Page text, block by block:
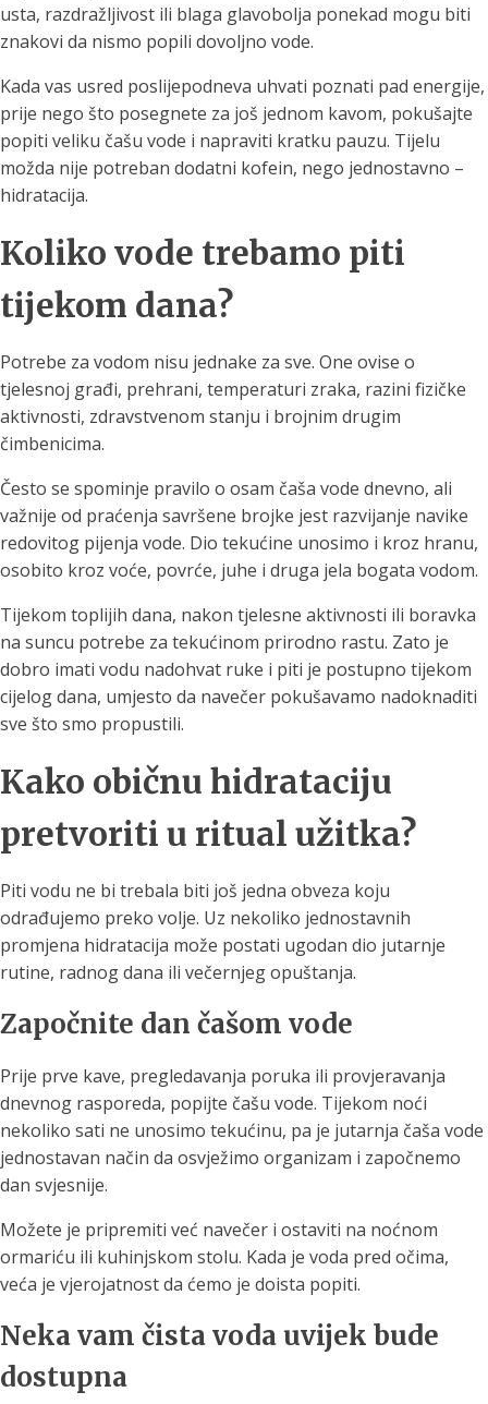
usta, razdražljivost ili blaga glavobolja ponekad mogu biti
znakovi da nismo popili dovoljno vode.
Kada vas usred poslijepodneva uhvati poznati pad energije,
prije nego što posegnete za još jednom kavom, pokušajte
popiti veliku čašu vode i napraviti kratku pauzu. Tijelu
možda nije potreban dodatni kofein, nego jednostavno –
hidratacija.
Koliko vode trebamo piti
tijekom dana?
Potrebe za vodom nisu jednake za sve. One ovise o
tjelesnoj građi, prehrani, temperaturi zraka, razini fizičke
aktivnosti, zdravstvenom stanju i brojnim drugim
čimbenicima.
Često se spominje pravilo o osam čaša vode dnevno, ali
važnije od praćenja savršene brojke jest razvijanje navike
redovitog pijenja vode. Dio tekućine unosimo i kroz hranu,
osobito kroz voće, povrće, juhe i druga jela bogata vodom.
Tijekom toplijih dana, nakon tjelesne aktivnosti ili boravka
na suncu potrebe za tekućinom prirodno rastu. Zato je
dobro imati vodu nadohvat ruke i piti je postupno tijekom
cijelog dana, umjesto da navečer pokušavamo nadoknaditi
sve što smo propustili.
Kako običnu hidrataciju
pretvoriti u ritual užitka?
Piti vodu ne bi trebala biti još jedna obveza koju
odrađujemo preko volje. Uz nekoliko jednostavnih
promjena hidratacija može postati ugodan dio jutarnje
rutine, radnog dana ili večernjeg opuštanja.
Započnite dan čašom vode
Prije prve kave, pregledavanja poruka ili provjeravanja
dnevnog rasporeda, popijte čašu vode. Tijekom noći
nekoliko sati ne unosimo tekućinu, pa je jutarnja čaša vode
jednostavan način da osvježimo organizam i započnemo
dan svjesnije.
Možete je pripremiti već navečer i ostaviti na noćnom
ormariću ili kuhinjskom stolu. Kada je voda pred očima,
veća je vjerojatnost da ćemo je doista popiti.
Neka vam čista voda uvijek bude
dostupna